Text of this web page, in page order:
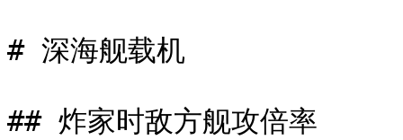
# 深海舰载机
## 炸家时敌方舰攻倍率